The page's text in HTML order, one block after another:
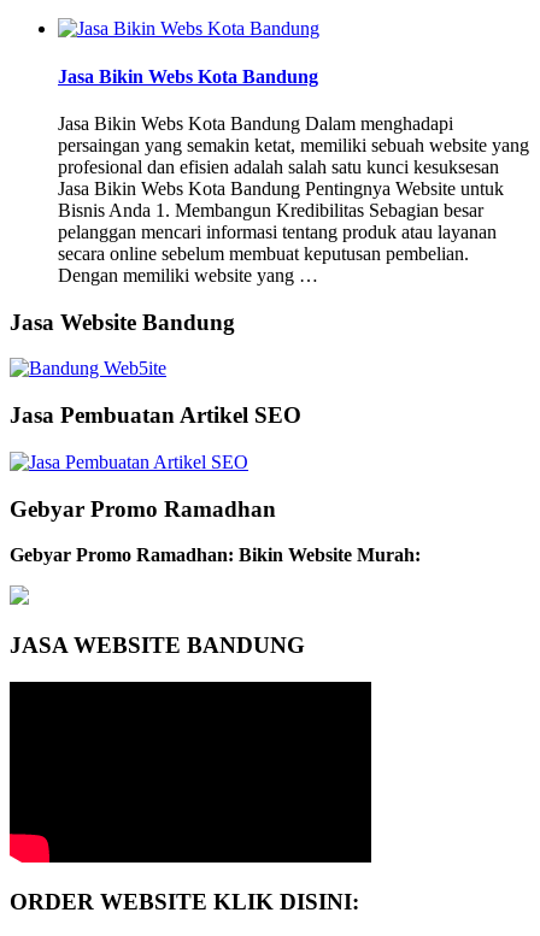
Jasa Bikin Webs Kota Bandung
Jasa Bikin Webs Kota Bandung Dalam menghadapi
persaingan yang semakin ketat, memiliki sebuah website yang
profesional dan efisien adalah salah satu kunci kesuksesan
Jasa Bikin Webs Kota Bandung Pentingnya Website untuk
Bisnis Anda 1. Membangun Kredibilitas Sebagian besar
pelanggan mencari informasi tentang produk atau layanan
secara online sebelum membuat keputusan pembelian.
Dengan memiliki website yang …
Jasa Website Bandung
Jasa Pembuatan Artikel SEO
Gebyar Promo Ramadhan
Gebyar Promo Ramadhan: Bikin Website Murah:
JASA WEBSITE BANDUNG
ORDER WEBSITE KLIK DISINI: